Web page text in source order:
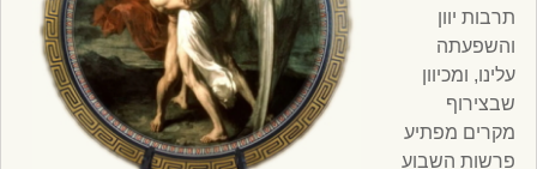
תרבות יוון
והשפעתה
עלינו, ומכיוון
שבצירוף
מקרים מפתיע
פרשות השבוע